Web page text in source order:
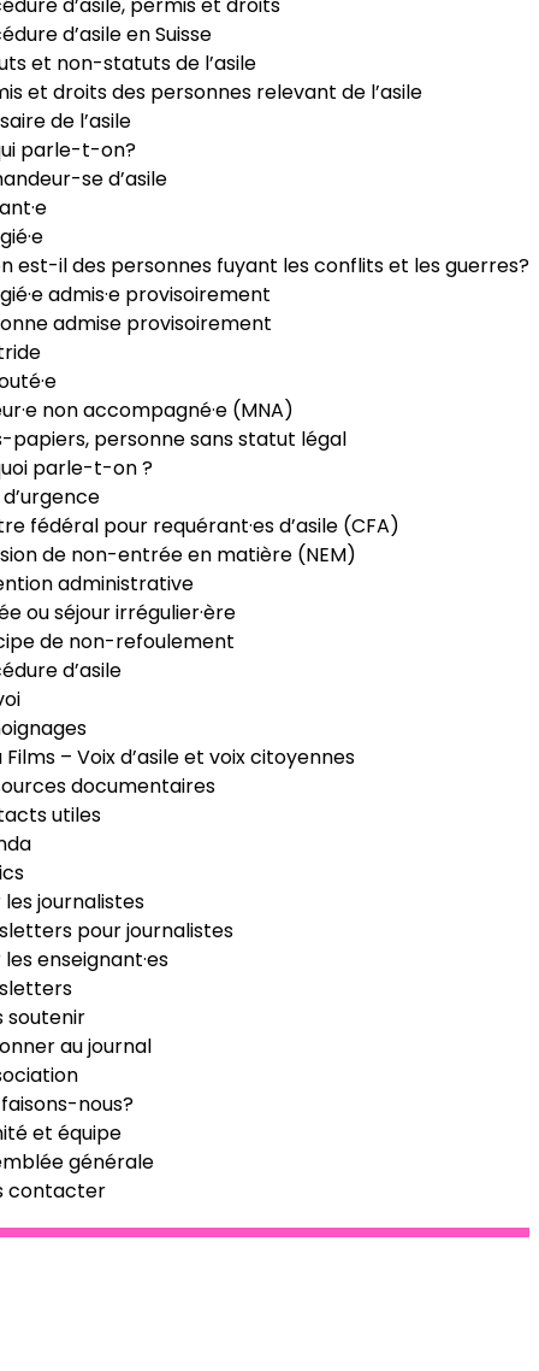
d’asile en Suisse
et non-statuts de l’asile
et droits des personnes relevant de l’asile
de l’asile
parle-t-on?
se d’asile
est-il des personnes fuyant les conflits et les guerres?
admis·e provisoirement
admise provisoirement
non accompagné·e (MNA)
papiers, personne sans statut légal
parle-t-on ?
fédéral pour requérant·es d’asile (CFA)
de non-entrée en matière (NEM)
administrative
ou séjour irrégulier·ère
de non-refoulement
d’asile
Films – Voix d’asile et voix citoyennes
documentaires
utiles
les journalistes
pour journalistes
les enseignant·es
soutenir
au journal
nous?
et équipe
générale
contacter